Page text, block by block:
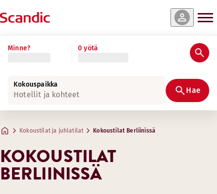
Minne? 0 yötä
Kokouspaikka
Hotellit ja kohteet Hae
Kokoustilat ja juhlatilat Kokoustilat Berliinissä
KOKOUSTILAT
BERLIINISSÄ